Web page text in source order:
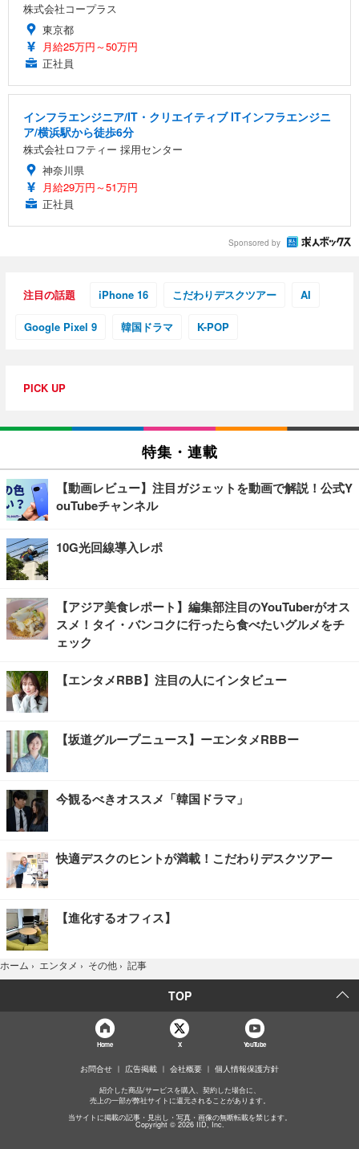
株式会社コープラス
東京都
月給25万円～50万円
正社員
インフラエンジニア/IT・クリエイティブ ITインフラエンジニ
ア/横浜駅から徒歩6分
株式会社ロフティー 採用センター
神奈川県
月給29万円～51万円
正社員
Sponsored by
注目の話題 iPhone 16 こだわりデスクツアー AI
Google Pixel 9 韓国ドラマ K-POP
PICK UP
特集・連載
【動画レビュー】注目ガジェットを動画で解説！公式Y
ouTubeチャンネル
10G光回線導入レポ
【アジア美食レポート】編集部注目のYouTuberがオス
スメ！タイ・バンコクに行ったら食べたいグルメをチ
ェック
【エンタメRBB】注目の人にインタビュー
【坂道グループニュース】ーエンタメRBBー
今観るべきオススメ「韓国ドラマ」
快適デスクのヒントが満載！こだわりデスクツアー
【進化するオフィス】
ホーム › エンタメ › その他 › 記事
TOP
Home X YouTube
お問合せ 広告掲載 会社概要 個人情報保護方針
紹介した商品/サービスを購入、契約した場合に、
売上の一部が弊社サイトに還元されることがあります。
当サイトに掲載の記事・見出し・写真・画像の無断転載を禁じます。
Copyright © 2026 IID, Inc.